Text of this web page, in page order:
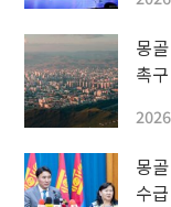
몽
촉구
몽
수